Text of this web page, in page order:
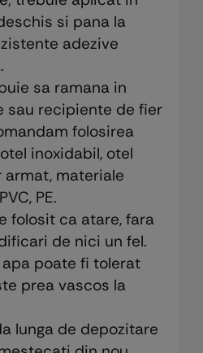
si pana la
adezive
sa ramana in
sau recipiente de fier
folosirea
inoxidabil, otel
materiale
PE.
folosit ca atare, fara
de nici un fel.
poate fi tolerat
prea vascos la
lunga de depozitare